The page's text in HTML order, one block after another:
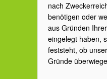
nach
benötigen oder
aus Gründen
eingelegt haben,
feststeht, ob
Gründe